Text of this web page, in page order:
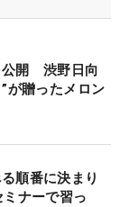
公開 渋野日向
が贈ったメロン
順番に決まり
ナーで習っ